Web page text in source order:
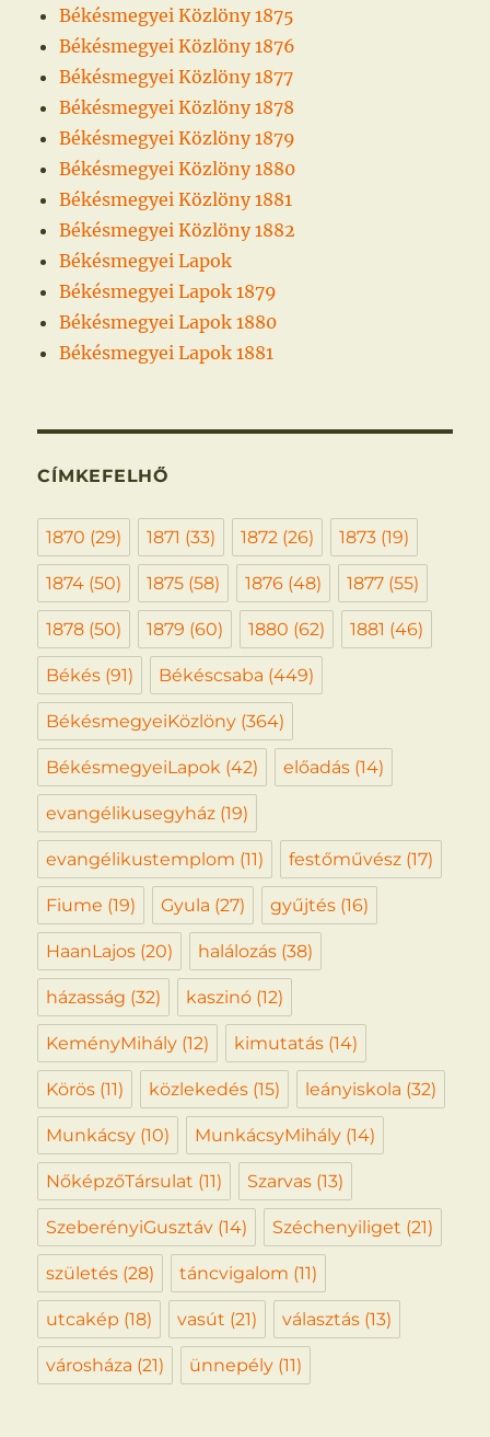
Békésmegyei Közlöny 1875
Békésmegyei Közlöny 1876
Békésmegyei Közlöny 1877
Békésmegyei Közlöny 1878
Békésmegyei Közlöny 1879
Békésmegyei Közlöny 1880
Békésmegyei Közlöny 1881
Békésmegyei Közlöny 1882
Békésmegyei Lapok
Békésmegyei Lapok 1879
Békésmegyei Lapok 1880
Békésmegyei Lapok 1881
CÍMKEFELHŐ
1870 (29) 1871 (33) 1872 (26) 1873 (19)
1874 (50) 1875 (58) 1876 (48) 1877 (55)
1878 (50) 1879 (60) 1880 (62) 1881 (46)
Békés (91) Békéscsaba (449)
BékésmegyeiKözlöny (364)
BékésmegyeiLapok (42) előadás (14)
evangélikusegyház (19)
evangélikustemplom (11) festőművész (17)
Fiume (19) Gyula (27) gyűjtés (16)
HaanLajos (20) halálozás (38)
házasság (32) kaszinó (12)
KeményMihály (12) kimutatás (14)
Körös (11) közlekedés (15) leányiskola (32)
Munkácsy (10) MunkácsyMihály (14)
NőképzőTársulat (11) Szarvas (13)
SzeberényiGusztáv (14) Széchenyiliget (21)
születés (28) táncvigalom (11)
utcakép (18) vasút (21) választás (13)
városháza (21) ünnepély (11)